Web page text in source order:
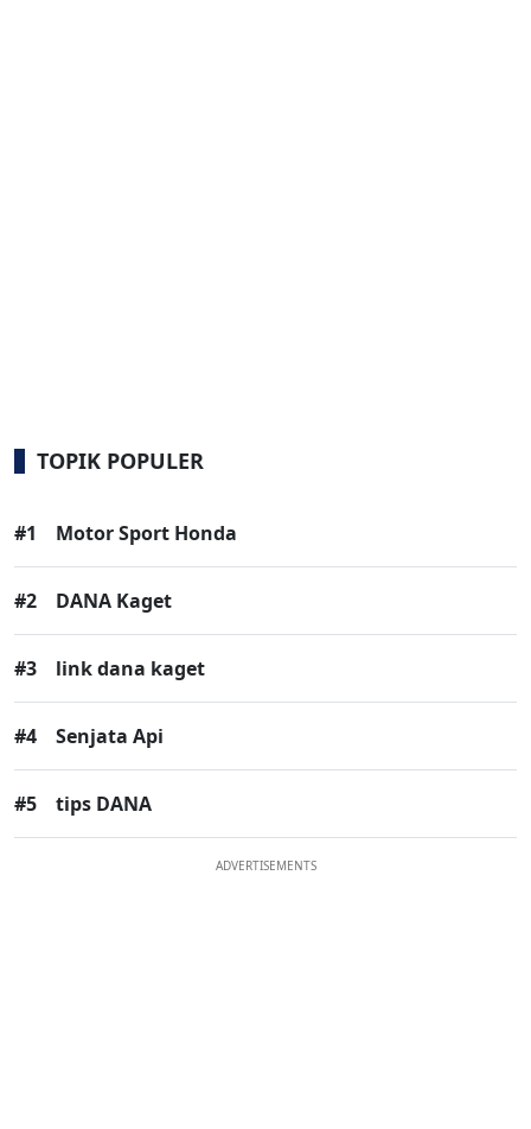
TOPIK POPULER
#1 Motor Sport Honda
#2 DANA Kaget
#3 link dana kaget
#4 Senjata Api
#5 tips DANA
ADVERTISEMENTS